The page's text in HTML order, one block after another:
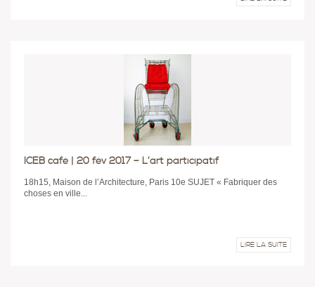
ICEB café | 20 fév 2017 – L’art participatif
18h15, Maison de l’Architecture, Paris 10e SUJET « Fabriquer des
choses en ville...
LIRE LA SUITE